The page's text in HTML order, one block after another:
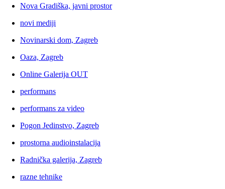
Nova Gradiška, javni prostor
novi mediji
Novinarski dom, Zagreb
Oaza, Zagreb
Online Galerija OUT
performans
performans za video
Pogon Jedinstvo, Zagreb
prostorna audioinstalacija
Radnička galerija, Zagreb
razne tehnike